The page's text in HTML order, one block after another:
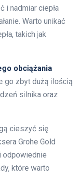
i nadmiar ciepła
Warto unikać
takich jak
obciążania
go zbyt dużą ilością
silnika oraz
cieszyć się
Grohe Gold
odpowiednie
które warto